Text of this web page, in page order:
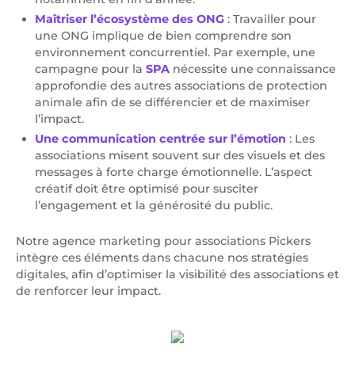
Maîtriser l’écosystème des ONG : Travailler pour
une ONG implique de bien comprendre son
environnement concurrentiel. Par exemple, une
campagne pour la SPA nécessite une connaissance
approfondie des autres associations de protection
animale afin de se différencier et de maximiser
l’impact.
Une communication centrée sur l’émotion : Les
associations misent souvent sur des visuels et des
messages à forte charge émotionnelle. L’aspect
créatif doit être optimisé pour susciter
l’engagement et la générosité du public.
Notre agence marketing pour associations Pickers
intègre ces éléments dans chacune nos stratégies
digitales, afin d’optimiser la visibilité des associations et
de renforcer leur impact.